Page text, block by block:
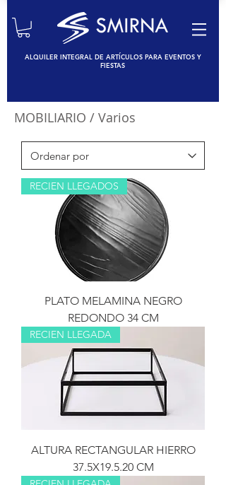
ALQUILER INTEGRAL DE ARTÍCULOS PARA EVENTOS Y
FIESTAS
MOBILIARIO / Varios
RECIEN LLEGADOS
PLATO MELAMINA NEGRO
REDONDO 34 CM
RECIEN LLEGADA
ALTURA RECTANGULAR HIERRO
37.5X19.5.20 CM